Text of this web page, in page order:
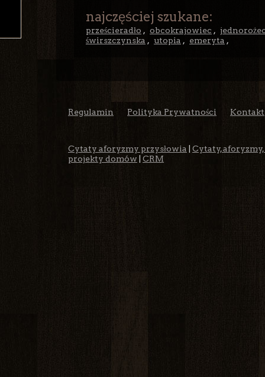
najczęściej szukane:
prześcieradło , obcokrajowiec ,
świrszczynska , utopia , emeryta ,
Regulamin Polityka Prywatności Kontakt
Cytaty aforyzmy przysłowia
Cytaty,
projekty domów
CRM